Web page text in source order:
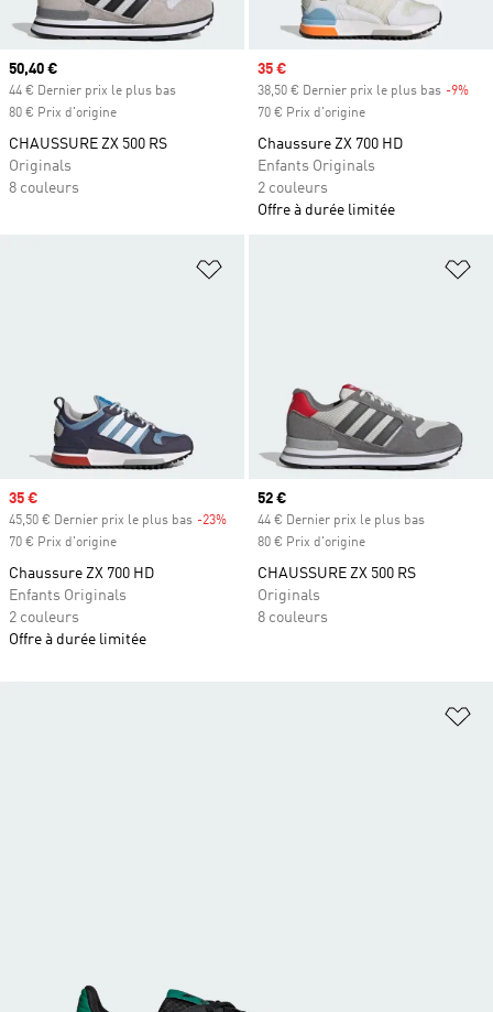
Prix actuel
50,40 €
44 € Dernier prix le plus bas
80 € Prix d'origine
CHAUSSURE ZX 500 RS
Originals
8 couleurs
Prix soldé
35 €
38,50 € Dernier prix le plus bas -9%
70 € Prix d'origine
Chaussure ZX 700 HD
Enfants Originals
2 couleurs
Offre à durée limitée
Ajouter à la Liste de produits
Prix soldé
35 €
45,50 € Dernier prix le plus bas -23% Rabais
70 € Prix d'origine
Chaussure ZX 700 HD
Enfants Originals
2 couleurs
Offre à durée limitée
Prix actuel
52 €
44 € Dernier prix le plus bas
80 € Prix d'origine
CHAUSSURE ZX 500 RS
Originals
8 couleurs